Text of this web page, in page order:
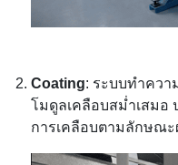
Coating: ระบบทำคว
โมดูลเคลือบสม่ำเสมอ
การเคลือบตามลักษณ